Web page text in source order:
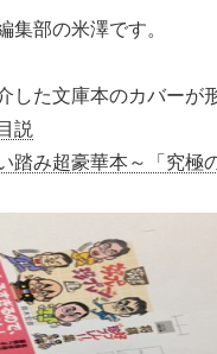
集部の米澤です。
した文庫本のカバーが
説
踏み超豪華本～「究極